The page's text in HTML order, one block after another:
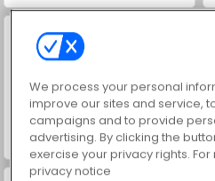
Büyük Mahjong Eşleme
We process your personal
improve our sites and service,
campaigns and to provide
advertising. By clicking the
exercise your privacy rights.
privacy notice